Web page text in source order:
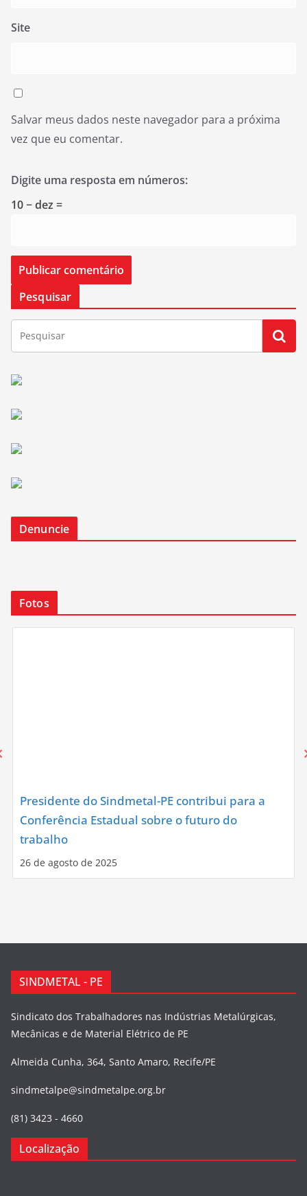
Site
Salvar meus dados neste navegador para a próxima
vez que eu comentar.
Digite uma resposta em números:
10 − dez =
Pesquisar
Denuncie
Fotos
Presidente do Sindmetal-PE contribui para a
Conferência Estadual sobre o futuro do
trabalho
26 de agosto de 2025
SINDMETAL - PE
Sindicato dos Trabalhadores nas Indústrias Metalúrgicas,
Mecânicas e de Material Elétrico de PE
Almeida Cunha, 364, Santo Amaro, Recife/PE
sindmetalpe@sindmetalpe.org.br
(81) 3423 - 4660
Localização